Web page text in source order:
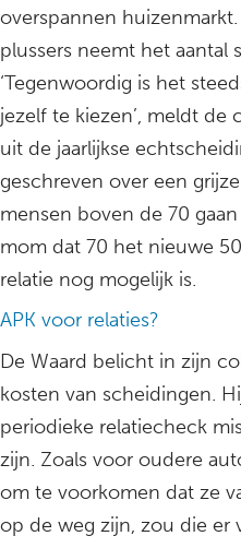
overspannen
plussers neemt het aantal
‘Tegenwoordig is het
jezelf te kiezen’, meldt de
uit de jaarlijkse
geschreven over een
mensen boven de 70
mom dat 70 het nieuwe
relatie nog mogelijk is.
APK voor relaties?
De Waard belicht in zijn
kosten van scheidingen.
periodieke relatiecheck
zijn. Zoals voor oudere
om te voorkomen dat ze
op de weg zijn, zou die er